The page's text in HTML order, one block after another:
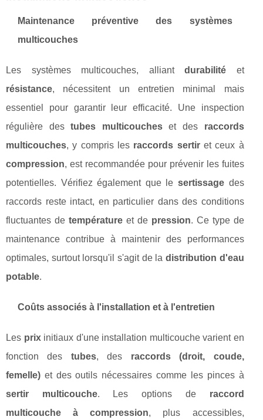
Maintenance préventive des systèmes
multicouches
Les systèmes multicouches, alliantdurabilité et
résistance, nécessitent un entretien minimal mais
essentiel pour garantir leur efficacité. Une inspection
régulière destubes multicoucheset des raccords
multicouches, y compris les raccords sertiret ceux à
compression, est recommandée pour prévenir les fuites
potentielles. Vérifiez également que le sertissage des
raccords reste intact, en particulier dans des conditions
fluctuantes de températureet de pression. Ce type de
maintenance contribue à maintenir des performances
optimales, surtout lorsqu'il s'agit de la distribution d'eau
potable.
Coûts associés à l'installation et à l'entretien
Les prixinitiaux d'une installation multicouche varient en
fonction des tubes, des raccords (droit, coude,
femelle) et des outils nécessaires comme les pinces à
sertir multicouche. Les options de raccord
multicouche à compression, plus accessibles,